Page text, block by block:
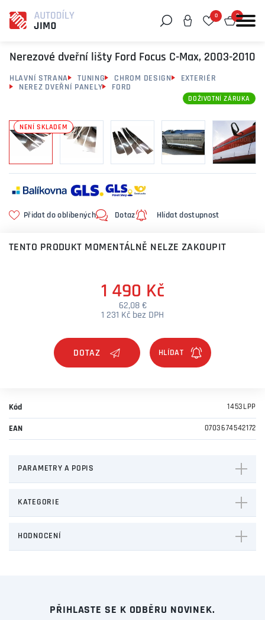
0 0
Nerezové dveřní lišty Ford Focus C-Max, 2003-2010
HLAVNÍ STRANA TUNING CHROM DESIGN
EXTERIÉR
NEREZ DVEŘNÍ PANELY
FORD
NENÍ SKLADEM
DOŽIVOTNÍ ZÁRUKA
Přidat do oblíbených Dotaz Hlídat dostupnost
TENTO PRODUKT MOMENTÁLNĚ NELZE ZAKOUPIT
1 490 Kč
62,08 €
1 231 Kč bez DPH
DOTAZ
Kód 1453LPP
EAN 0703674542172
PARAMETRY A POPIS
KATEGORIE
HODNOCENÍ
PŘIHLASTE SE K ODBĚRU NOVINEK.
Můžeme vám pomoci něco najít?